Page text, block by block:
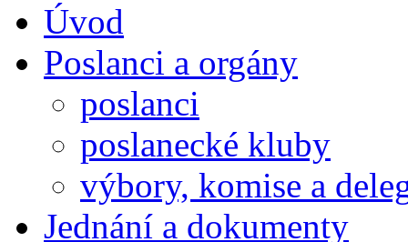
Úvod
Poslanci a orgány
poslanci
poslanecké kluby
výbory, komise a
Jednání a dokumenty